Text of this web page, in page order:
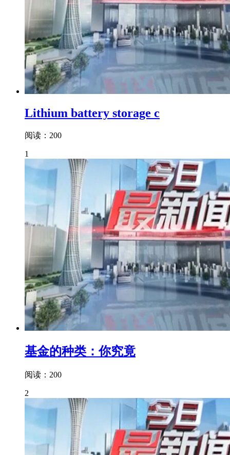
Lithium battery storage c
阅读：200
1
基金的种类：你究竟
阅读：200
2